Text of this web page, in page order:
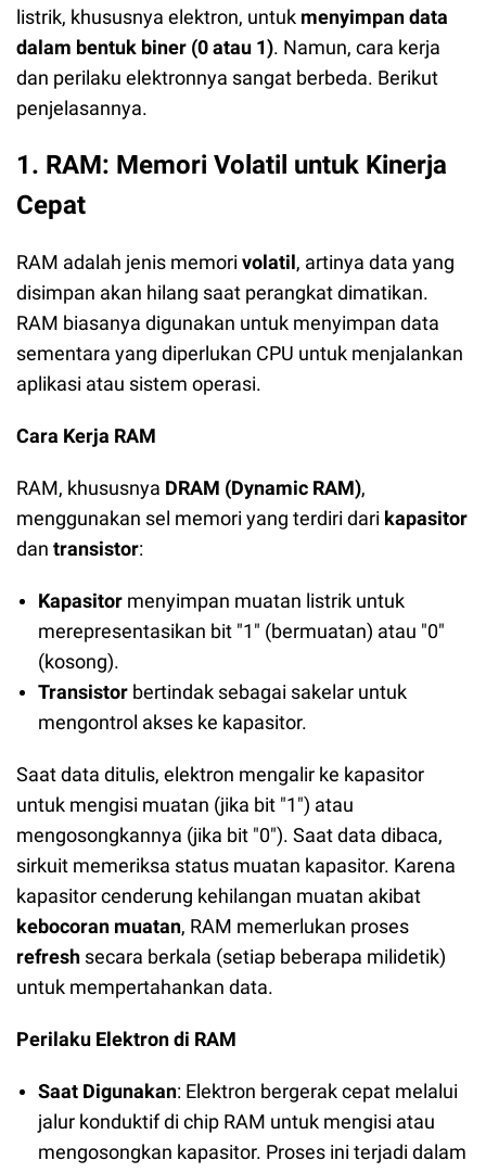
listrik, khususnya elektron, untuk menyimpan data
dalam bentuk biner (0 atau 1). Namun, cara kerja
dan perilaku elektronnya sangat berbeda. Berikut
penjelasannya.
1. RAM: Memori Volatil untuk Kinerja
Cepat
RAM adalah jenis memori volatil, artinya data yang
disimpan akan hilang saat perangkat dimatikan.
RAM biasanya digunakan untuk menyimpan data
sementara yang diperlukan CPU untuk menjalankan
aplikasi atau sistem operasi.
Cara Kerja RAM
RAM, khususnya DRAM (Dynamic RAM),
menggunakan sel memori yang terdiri dari kapasitor
dan transistor:
Kapasitor menyimpan muatan listrik untuk
merepresentasikan bit "1" (bermuatan) atau "0"
(kosong).
Transistor bertindak sebagai sakelar untuk
mengontrol akses ke kapasitor.
Saat data ditulis, elektron mengalir ke kapasitor
untuk mengisi muatan (jika bit "1") atau
mengosongkannya (jika bit "0"). Saat data dibaca,
sirkuit memeriksa status muatan kapasitor. Karena
kapasitor cenderung kehilangan muatan akibat
kebocoran muatan, RAM memerlukan proses
refresh secara berkala (setiap beberapa milidetik)
untuk mempertahankan data.
Perilaku Elektron di RAM
Saat Digunakan: Elektron bergerak cepat melalui
jalur konduktif di chip RAM untuk mengisi atau
mengosongkan kapasitor. Proses ini terjadi dalam